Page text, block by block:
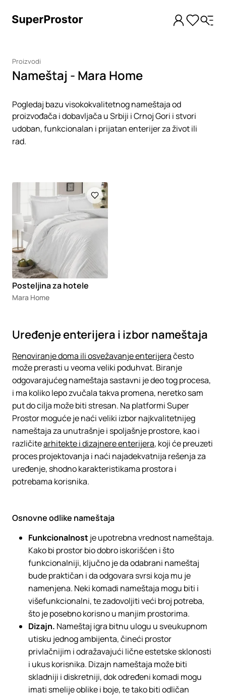
Proizvodi
Nameštaj - Mara Home
Pogledaj bazu visokokvalitetnog nameštaja od
proizvođača i dobavljača u Srbiji i Crnoj Gori i stvori
udoban, funkcionalan i prijatan enterijer za život ili
rad.
Posteljina za hotele
Mara Home
Uređenje enterijera i izbor nameštaja
Renoviranje doma ili osvežavanje enterijeračesto
može prerasti u veoma veliki poduhvat. Biranje
odgovarajućeg nameštaja sastavni je deo tog procesa,
i ma koliko lepo zvučala takva promena, neretko sam
put do cilja može biti stresan. Na platformi Super
Prostor moguće je naći veliki izbor najkvalitetnijeg
nameštaja za unutrašnje i spoljašnje prostore, kao i
različitearhitekte i dizajnere enterijera, koji će preuzeti
proces projektovanja i naći najadekvatnija rešenja za
uređenje, shodno karakteristikama prostora i
potrebama korisnika.
Osnovne odlike nameštaja
Funkcionalnostje upotrebna vrednost nameštaja.
Kako bi prostor bio dobro iskorišćen i što
funkcionalniji, ključno je da odabrani nameštaj
bude praktičan i da odgovara svrsi koja mu je
namenjena. Neki komadi nameštaja mogu biti i
višefunkcionalni, te zadovoljiti veći broj potreba,
što je posebno korisno u manjim prostorima.
Dizajn. Nameštaj igra bitnu ulogu u sveukupnom
utisku jednog ambijenta, čineći prostor
privlačnijim i odražavajući lične estetske sklonosti
i ukus korisnika. Dizajn nameštaja može biti
skladniji i diskretniji, dok određeni komadi mogu
imati smelije oblike i boje, te tako biti odličan